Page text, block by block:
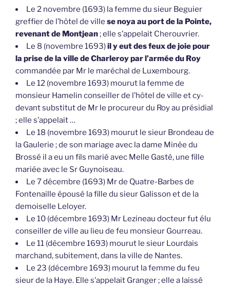
Le 2 novembre (1693) la femme du sieur Beguier
greffier de l’hôtel de ville se noya au port de la Pointe,
revenant de Montjean; elle s’appelait Cherouvrier.
Le 8 (novembre 1693)il y eut des feux de joie pour
la prise de la ville de Charleroy par l’armée du Roy
commandée par Mr le maréchal de Luxembourg.
Le 12 (novembre 1693) mourut la femme de
monsieur Hamelin conseiller de l’hôtel de ville et cy-
devant substitut de Mr le procureur du Roy au présidial
; elle s’appelait …
Le 18 (novembre 1693) mourut le sieur Brondeau de
la Gaulerie ; de son mariage avec la dame Minée du
Brossé il a eu un fils marié avec Melle Gasté, une fille
mariée avec le Sr Guynoiseau.
Le 7 décembre (1693) Mr de Quatre-Barbes de
Fontenaille épousé la fille du sieur Galisson et de la
demoiselle Leloyer.
Le 10 (décembre 1693) Mr Lezineau docteur fut élu
conseiller de ville au lieu de feu monsieur Gourreau.
Le 11 (décembre 1693) mourut le sieur Lourdais
marchand, subitement, dans la ville de Nantes.
Le 23 (décembre 1693) mourut la femme du feu
sieur de la Haye. Elle s’appelait Granger ; elle a laissé